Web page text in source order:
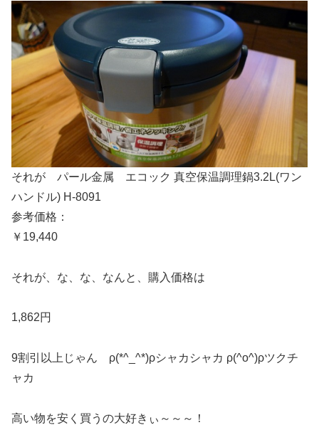
それが パール金属 エコック 真空保温調理鍋3.2L(ワン
ハンドル) H-8091
参考価格：
￥19,440
それが、な、な、なんと、購入価格は
1,862円
9割引以上じゃん ρ(*^_^*)ρシャカシャカ ρ(^o^)ρツクチ
ャカ
高い物を安く買うの大好きぃ～～～！